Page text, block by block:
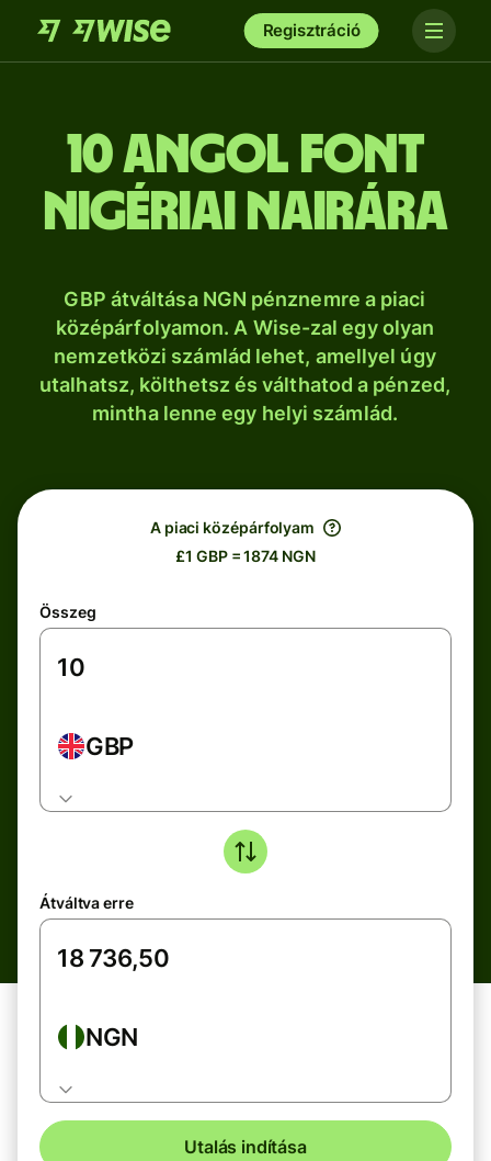
Regisztráció
10 angol font
nigériai nairára
GBP átváltása NGN pénznemre a piaci
középárfolyamon. A Wise-zal egy olyan
nemzetközi számlád lehet, amellyel úgy
utalhatsz, költhetsz és válthatod a pénzed,
mintha lenne egy helyi számlád.
A piaci középárfolyam
£1 GBP = 1874 NGN
Összeg
GBP
Átváltva erre
NGN
Utalás indítása